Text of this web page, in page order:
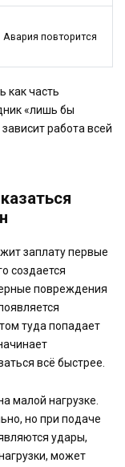
Авария повторится
как часть
«лишь бы
работа всей
заплату первые
создается
повреждения
туда попадает
всё быстрее.
малой нагрузке.
но при подаче
удары,
может